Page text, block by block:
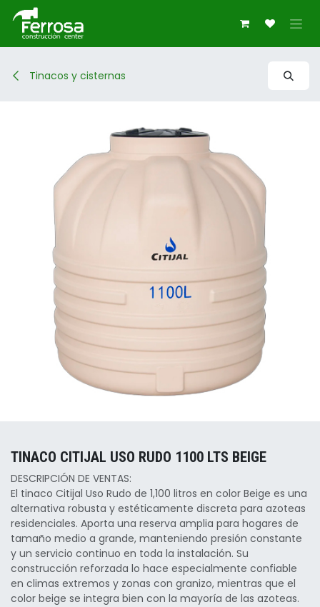
Ir al contenido
Tinacos y cisternas
TINACO CITIJAL USO RUDO 1100 LTS BEIGE
DESCRIPCIÓN DE VENTAS:
El tinaco Citijal Uso Rudo de 1,100 litros en color Beige es una
alternativa robusta y estéticamente discreta para azoteas
residenciales. Aporta una reserva amplia para hogares de
tamaño medio a grande, manteniendo presión constante
y un servicio continuo en toda la instalación. Su
construcción reforzada lo hace especialmente confiable
en climas extremos y zonas con granizo, mientras que el
color beige se integra bien con la mayoría de las azoteas.